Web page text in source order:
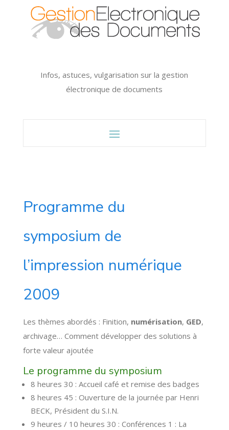
Infos, astuces, vulgarisation sur la gestion
électronique de documents
Programme du
symposium de
l’impression numérique
2009
Les thèmes abordés : Finition, numérisation, GED,
archivage… Comment développer des solutions à
forte valeur ajoutée
Le programme du symposium
8 heures 30 : Accueil café et remise des badges
8 heures 45 : Ouverture de la journée par Henri
BECK, Président du S.I.N.
9 heures / 10 heures 30 : Conférences 1 : La